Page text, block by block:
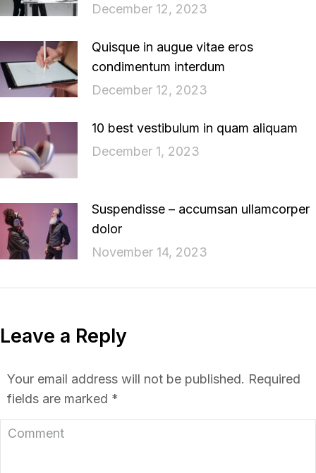
December 12, 2023
Quisque in augue vitae eros
condimentum interdum
December 12, 2023
10 best vestibulum in quam aliquam
December 1, 2023
Suspendisse – accumsan ullamcorper
dolor
November 14, 2023
Leave a Reply
Your email address will not be published. Required
fields are marked *
Comment